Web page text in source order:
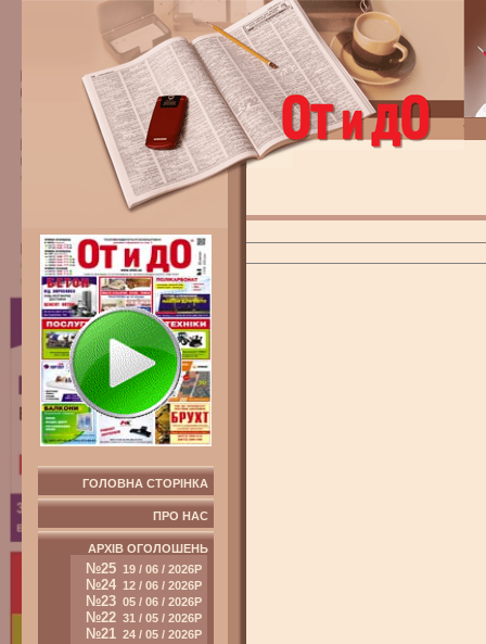
ГОЛОВНА СТОРІНКА
ПРО НАС
АРХІВ ОГОЛОШЕНЬ
№25 19 / 06 / 2026Р
№24 12 / 06 / 2026Р
№23 05 / 06 / 2026Р
№22 31 / 05 / 2026Р
№21 24 / 05 / 2026Р